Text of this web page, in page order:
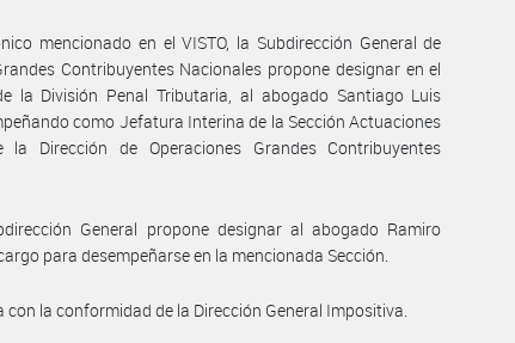
mencionado en el VISTO, la Subdirección General de
Contribuyentes Nacionales propone designar en el
la División Penal Tributaria, al abogado Santiago Luis
como Jefatura Interina de la Sección Actuaciones
Dirección de Operaciones Grandes Contribuyentes
General propone designar al abogado Ramiro
para desempeñarse en la mencionada Sección.
con la conformidad de la Dirección General Impositiva.